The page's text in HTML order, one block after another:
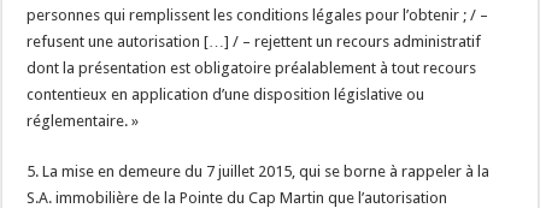
personnes qui remplissent les conditions légales pour l’obtenir ; / –
refusent une autorisation […] / – rejettent un recours administratif
dont la présentation est obligatoire préalablement à tout recours
contentieux en application d’une disposition législative ou
réglementaire. »
5. La mise en demeure du 7 juillet 2015, qui se borne à rappeler à la
S.A. immobilière de la Pointe du Cap Martin que l’autorisation